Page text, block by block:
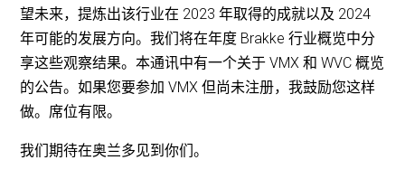
望未来，提炼出该行业在 2023 年取得的成就以及 2024
年可能的发展方向。我们将在年度 Brakke 行业概览中分
享这些观察结果。本通讯中有一个关于 VMX 和 WVC 概览
的公告。如果您要参加 VMX 但尚未注册，我鼓励您这样
做。席位有限。
我们期待在奥兰多见到你们。